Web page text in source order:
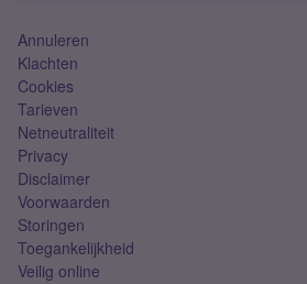
Annuleren
Klachten
Cookies
Tarieven
Netneutraliteit
Privacy
Disclaimer
Voorwaarden
Storingen
Toegankelijkheid
Veilig online